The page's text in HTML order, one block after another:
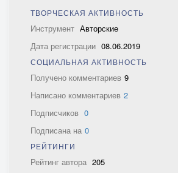
ТВОРЧЕСКАЯ АКТИВНОСТЬ
Инструмент Авторские
Дата регистрации 08.06.2019
СОЦИАЛЬНАЯ АКТИВНОСТЬ
Получено комментариев 9
Написано комментариев 2
Подписчиков 0
Подписана на 0
РЕЙТИНГИ
Рейтинг автора 205